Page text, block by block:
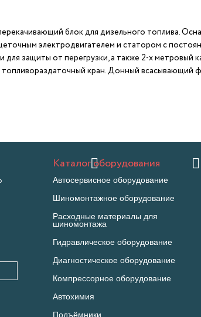
блок для дизельного топлива.
электродвигателем и статором с
для защиты от перегрузки, а также 2-х метровый
кран. Донный всасывающий
Каталог оборудования
Автосервисное оборудование
Шиномонтажное оборудование
Расходные материалы для
шиномонтажа
Гидравлическое оборудование
Диагностическое оборудование
Компрессорное оборудование
Автохимия
Подъёмники